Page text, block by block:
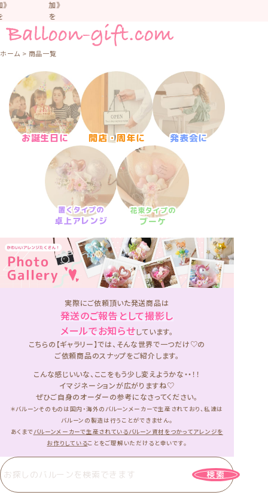
加》
を
す
す
し
て
い
ま
す。
車
中
ど
な
い
気
を
け
て
く
だ
い。
ホーム 商品一覧
お誕生日に 開店・周年に 発表会に
置くタイプの
卓上アレンジ
花束タイプの
ブーケ
実際にご依頼頂いた発送商品は
発送のご報告として撮影し
メールでお知らせしています。
こちらの【ギャラリー】では、そんな世界で一つだけ♡の
ご依頼商品のスナップをご紹介します。
こんな感じいいな、ここをもう少し変えようかな・・！！
イマジネーションが広がりますね♡
ぜひご自身のオーダーの参考になさってください。
＊バルーンそのものは国内・海外のバルーンメーカーで生産されており、私達は
バルーンの製造は行うことができません。
あくまでバルーンメーカーで生産されているバルーン資材をつかってアレンジを
お作りしていることをご理解いただけると幸いです。
検索